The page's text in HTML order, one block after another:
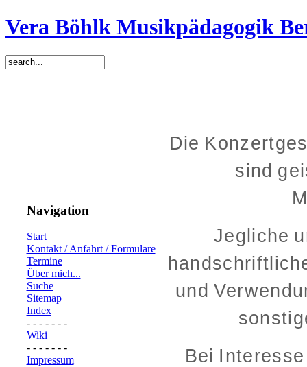
Vera Böhlk Musikpädagogik
Navigation
Start
Kontakt / Anfahrt / Formulare
Termine
Über mich...
Suche
Sitemap
Index
- - - - - - -
Wiki
- - - - - - -
Impressum
Die
sind
Jegliche
und
Bei